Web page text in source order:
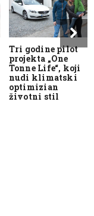
Tri godine pilot
projekta „One
Tonne Life“, koji
nudi klimatski
optimizian
životni stil